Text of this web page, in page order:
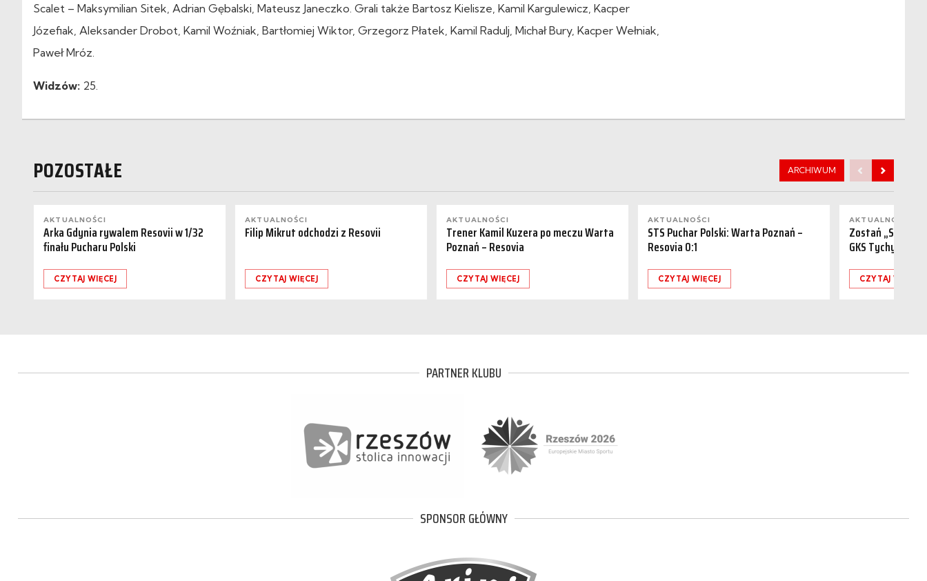
Scalet – Maksymilian Sitek, Adrian Gębalski, Mateusz Janeczko. Grali także Bartosz Kielisze, Kamil Kargulewicz, Kacper
Józefiak, Aleksander Drobot, Kamil Woźniak, Bartłomiej Wiktor, Grzegorz Płatek, Kamil Radulj, Michał Bury, Kacper Wełniak,
Paweł Mróz.
Widzów: 25.
POZOSTAŁE ARCHIWUM
AKTUALNOŚCI
Arka Gdynia rywalem Resovii w 1/32
finału Pucharu Polski
CZYTAJ WIĘCEJ
AKTUALNOŚCI
Filip Mikrut odchodzi z Resovii
CZYTAJ WIĘCEJ
AKTUALNOŚCI
Trener Kamil Kuzera po meczu Warta
Poznań – Resovia
CZYTAJ WIĘCEJ
AKTUALNOŚCI
STS Puchar Polski: Warta Poznań –
Resovia 0:1
CZYTAJ WIĘCEJ
AKTUALNOŚCI
Zostań
GKS Tychy
CZYTAJ WIĘCEJ
PARTNER KLUBU
SPONSOR GŁÓWNY